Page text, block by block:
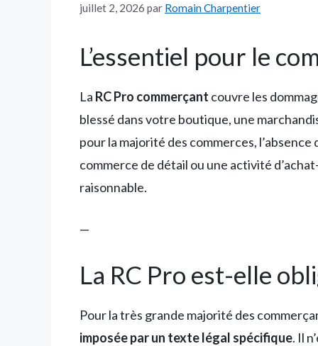
juillet 2, 2026 par Romain Charpentier
L’essentiel pour le
La RC Pro commerçant couvre les
blessé dans votre boutique, une
pour la majorité des commerces,
commerce de détail ou une activité
raisonnable.
—
La RC Pro est-elle
Pour la très grande majorité des
imposée par un texte légal spécifique. Il